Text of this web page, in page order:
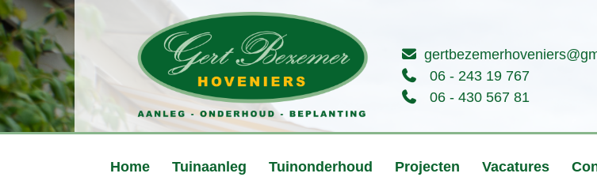
06 - 243 19 767
06 - 430 567 81
Home Tuinaanleg Tuinonderhoud Projecten Vacatures